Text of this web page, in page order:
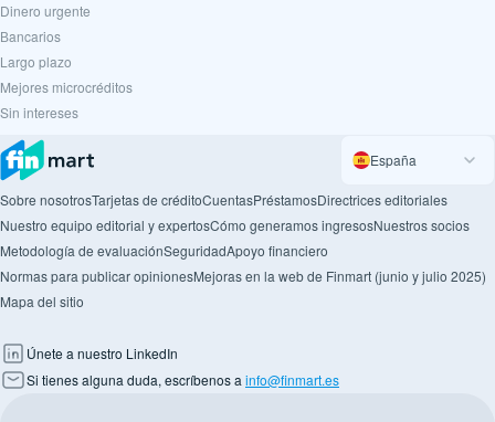
Dinero urgente
Вancarios
Largo plazo
Mejores microcréditos
Sin intereses
España
Sobre nosotrosTarjetas de créditoCuentasPréstamosDirectrices editoriales
Nuestro equipo editorial y expertosCómo generamos ingresosNuestros socios
Metodología de evaluaciónSeguridadApoyo financiero
Normas para publicar opinionesMejoras en la web de Finmart (junio y julio 2025)
Mapa del sitio
Únete a nuestro LinkedIn
Si tienes alguna duda, escríbenos a info@finmart.es